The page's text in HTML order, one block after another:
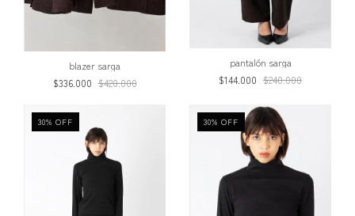
blazer sarga
$336.000 $420.000
pantalón sarga
$144.000 $240.000
30% OFF 30% OFF